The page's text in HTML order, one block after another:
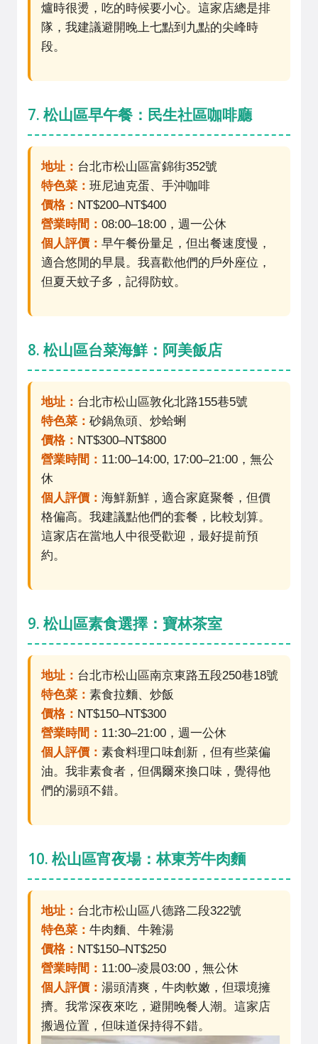
爐時很燙，吃的時候要小心。這家店總是排
隊，我建議避開晚上七點到九點的尖峰時
段。
7. 松山區早午餐：民生社區咖啡廳
地址： 台北市松山區富錦街352號
特色菜： 班尼迪克蛋、手沖咖啡
價格： NT$200–NT$400
營業時間： 08:00–18:00，週一公休
個人評價： 早午餐份量足，但出餐速度慢，
適合悠閒的早晨。我喜歡他們的戶外座位，
但夏天蚊子多，記得防蚊。
8. 松山區台菜海鮮：阿美飯店
地址： 台北市松山區敦化北路155巷5號
特色菜： 砂鍋魚頭、炒蛤蜊
價格： NT$300–NT$800
營業時間： 11:00–14:00, 17:00–21:00，無公
休
個人評價： 海鮮新鮮，適合家庭聚餐，但價
格偏高。我建議點他們的套餐，比較划算。
這家店在當地人中很受歡迎，最好提前預
約。
9. 松山區素食選擇：寶林茶室
地址： 台北市松山區南京東路五段250巷18號
特色菜： 素食拉麵、炒飯
價格： NT$150–NT$300
營業時間： 11:30–21:00，週一公休
個人評價： 素食料理口味創新，但有些菜偏
油。我非素食者，但偶爾來換口味，覺得他
們的湯頭不錯。
10. 松山區宵夜場：林東芳牛肉麵
地址： 台北市松山區八德路二段322號
特色菜： 牛肉麵、牛雜湯
價格： NT$150–NT$250
營業時間： 11:00–凌晨03:00，無公休
個人評價： 湯頭清爽，牛肉軟嫩，但環境擁
擠。我常深夜來吃，避開晚餐人潮。這家店
搬過位置，但味道保持得不錯。